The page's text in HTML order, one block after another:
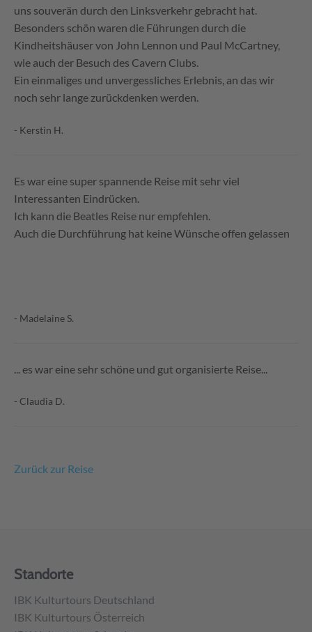
uns souverän durch den Linksverkehr gebracht hat.
Besonders schön waren die Führungen durch die
Kindheitshäuser von John Lennon und Paul McCartney,
wie auch der Besuch des Cavern Clubs.
Ein einmaliges und unvergessliches Erlebnis, an das wir
noch sehr lange zurückdenken werden.
- Kerstin H.
Es war eine super spannende Reise mit sehr viel
Interessanten Eindrücken.
Ich kann die Beatles Reise nur empfehlen.
Auch die Durchführung hat keine Wünsche offen gelassen
- Madelaine S.
... es war eine sehr schöne und gut organisierte Reise...
- Claudia D.
Zurück zur Reise
Standorte
IBK Kulturtours Deutschland
IBK Kulturtours Österreich